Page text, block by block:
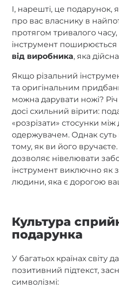
І, нарешті, це подарунок,
про вас власнику в
протягом тривалого
інструмент поширюється
від виробника, яка
Якщо різальний
та оригінальним
можна дарувати ножі?
досі схильний вірити:
«розрізати» стосунки
одержувачем. Однак суть
тому, як ви його
дозволяє нівелювати
інструмент виключно як
людини, яка є дорогою
Культура
подарунка
У багатьох країнах світу
позитивний підтекст,
символізмі: